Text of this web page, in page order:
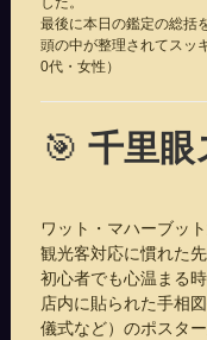
最後に本日の鑑定の総括
頭の中が整理されてスッ
0代・女性）
🎯 千里
ワット・マハーブッ
観光客対応に慣れた
初心者でも心温まる
店内に貼られた手相
儀式など）のポスター